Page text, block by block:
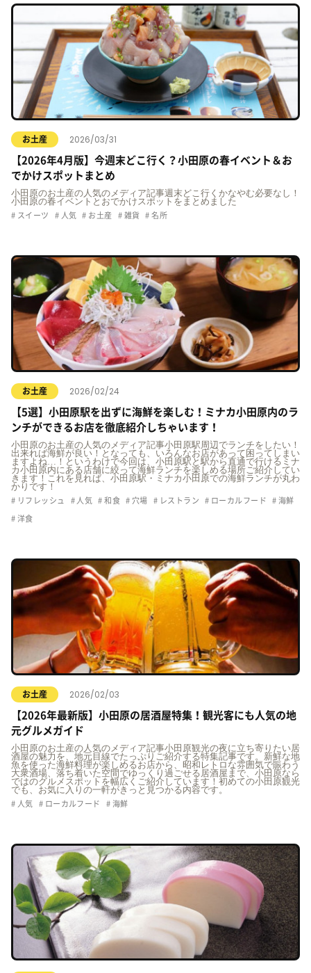
お土産 2026/03/31
【2026年4月版】今週末どこ行く？小田原の春イベント＆お
でかけスポットまとめ
小田原のお土産の人気のメディア記事週末どこ行くかなやむ必要なし！
小田原の春イベントとおでかけスポットをまとめました
スイーツ 人気 お土産 雑貨 名所
お土産 2026/02/24
【5選】小田原駅を出ずに海鮮を楽しむ！ミナカ小田原内のラ
ンチができるお店を徹底紹介しちゃいます！
小田原のお土産の人気のメディア記事小田原駅周辺でランチをしたい！
出来れば海鮮が良い！となっても、いろんなお店があって困ってしまい
ますよね…！というわけで今回は、小田原駅と駅から直通で行けるミナ
カ小田原内にある店舗に絞って海鮮ランチを楽しめる場所ご紹介してい
きます！これを見れば、小田原駅・ミナカ小田原での海鮮ランチが丸わ
かりです！
リフレッシュ 人気 和食 穴場 レストラン ローカルフード 海鮮
洋食
お土産 2026/02/03
【2026年最新版】小田原の居酒屋特集！観光客にも人気の地
元グルメガイド
小田原のお土産の人気のメディア記事小田原観光の夜に立ち寄りたい居
酒屋の魅力を、地元目線でたっぷりご紹介する特集記事です。新鮮な地
魚を使った海鮮料理が楽しめるお店から、昭和レトロな雰囲気で賑わう
大衆酒場、落ち着いた空間でゆっくり過ごせる居酒屋まで、小田原なら
ではのグルメスポットを幅広くご紹介しています！初めての小田原観光
でも、お気に入りの一軒がきっと見つかる内容です。
人気 ローカルフード 海鮮